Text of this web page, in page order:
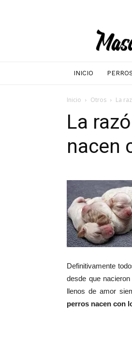
INICIO
Inicio Otros La
La
nacen
Definitivamente
desde que
llenos de amor
perros nacen con